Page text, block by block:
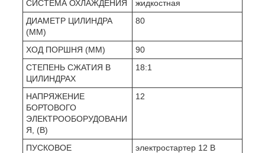
СИСТЕМА ОХЛАЖДЕНИЯ
жидкостная
ДИАМЕТР ЦИЛИНДРА
(ММ)
80
ХОД ПОРШНЯ (ММ)
90
СТЕПЕНЬ СЖАТИЯ В
ЦИЛИНДРАХ
18:1
НАПРЯЖЕНИЕ
БОРТОВОГО
ЭЛЕКТРООБОРУДОВАНИ
Я, (В)
12
ПУСКОВОЕ
электростартер 12 В